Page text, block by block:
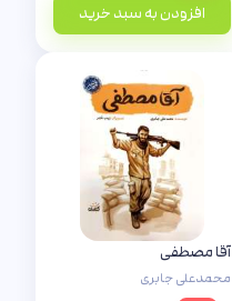
افزودن به سبد خرید
آقا مصطفی
محمدعلی جابری